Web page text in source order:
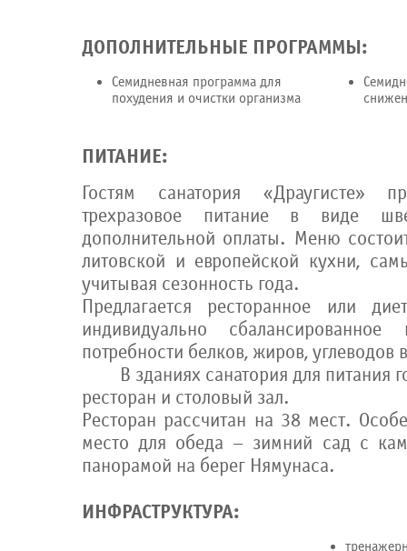
ДОПОЛНИТЕЛЬНЫЕ ПРОГРАММЫ:
Семидневная программа для
похудения и очистки организма
ПИТАНИЕ:
Гостям санатория «Драугисте»
трехразовое питание в виде
дополнительной оплаты. Меню
литовской и европейской кухни,
учитывая сезонность года.
Предлагается ресторанное или
индивидуально
потребности белков, жиров, углеводов
В зданиях санатория для питания
ресторан и столовый зал.
Ресторан рассчитан на 38 мест.
место для обеда – зимний сад с
панорамой на берег Нямунаса.
ИНФРАСТРУКТУРА: